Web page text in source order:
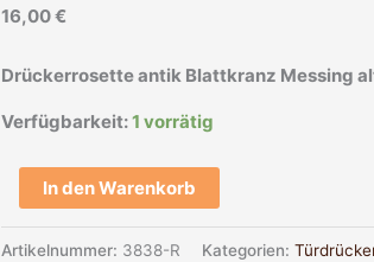
16,00€
Drückerrosette antik Blattkranz Messing
Verfügbarkeit:1 vorrätig
21.4mm
In den Warenkorb
Artikelnummer: 3838-R Kategorien: